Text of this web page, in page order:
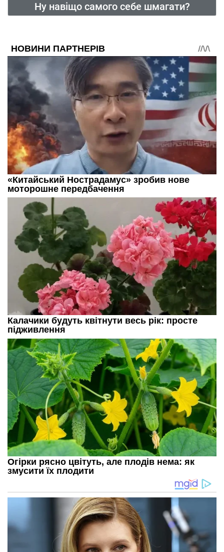
Ну навіщо самого себе шмагати?